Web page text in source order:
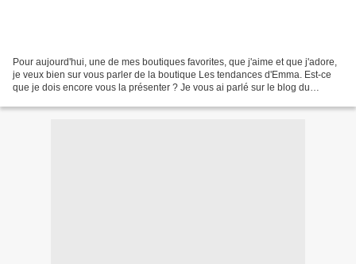
Pour aujourd'hui, une de mes boutiques favorites, que j'aime et que j'adore,
je veux bien sur vous parler de la boutique Les tendances d'Emma. Est-ce
que je dois encore vous la présenter ? Je vous ai parlé sur le blog du